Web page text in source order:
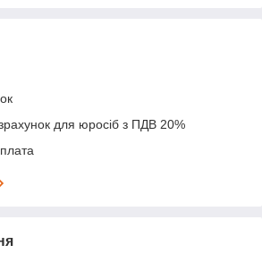
для юросіб з ПДВ 20%